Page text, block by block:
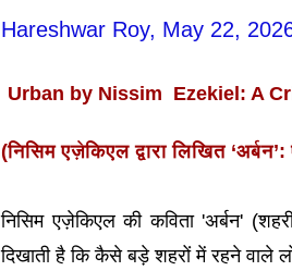
Hareshwar Roy, May 22,
Urban by Nissim Ezekiel: A
(निसिम एज़ेकिएल द्वारा लिखित ‘अर्बन’:
निसिम एज़ेकिएल की कविता 'अर्बन'
दिखाती है कि कैसे बड़े शहरों में रहने